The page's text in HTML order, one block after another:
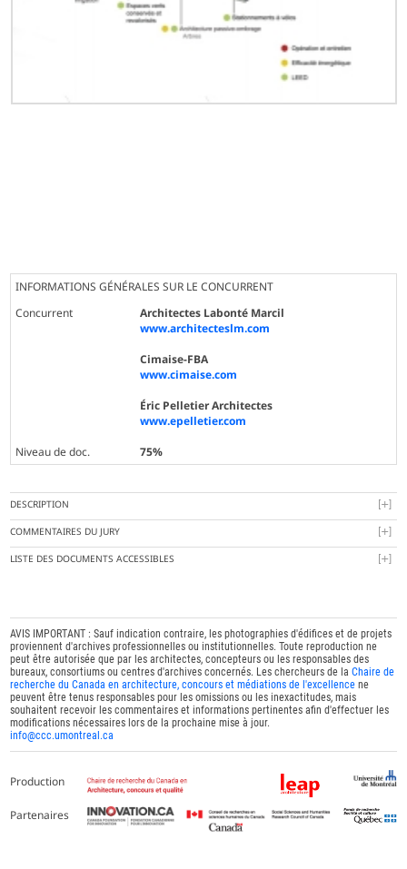
INFORMATIONS GÉNÉRALES SUR LE CONCURRENT
Concurrent
Architectes Labonté Marcil
www.architecteslm.com
Cimaise-FBA
www.cimaise.com
Éric Pelletier Architectes
www.epelletier.com
Niveau de doc.
75%
DESCRIPTION
COMMENTAIRES DU JURY
LISTE DES DOCUMENTS ACCESSIBLES
AVIS IMPORTANT : Sauf indication contraire, les photographies d'édifices et de projets
proviennent d'archives professionnelles ou institutionnelles. Toute reproduction ne
peut être autorisée que par les architectes, concepteurs ou les responsables des
bureaux, consortiums ou centres d'archives concernés. Les chercheurs de laChaire de
recherche du Canada en architecture, concours et médiations de l'excellence ne
peuvent être tenus responsables pour les omissions ou les inexactitudes, mais
souhaitent recevoir les commentaires et informations pertinentes afin d'effectuer les
modifications nécessaires lors de la prochaine mise à jour.
info@ccc.umontreal.ca
Production
Partenaires